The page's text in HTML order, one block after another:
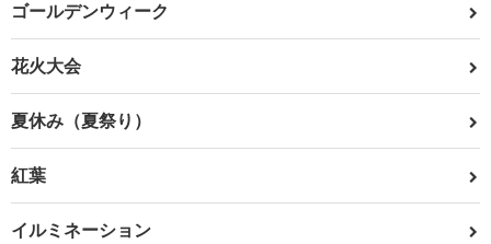
ゴールデンウィーク
花火大会
夏休み（夏祭り）
紅葉
イルミネーション